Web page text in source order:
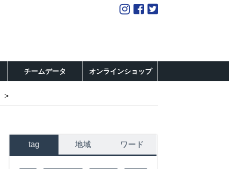
チームデータ オンラインショップ
tag 地域 ワード